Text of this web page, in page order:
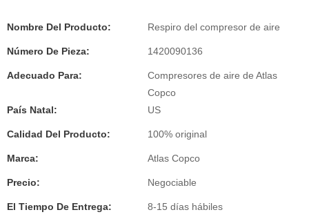
Nombre Del Producto: Respiro del compresor de aire
Número De Pieza: 1420090136
Adecuado Para:
Compresores de aire de Atlas
Copco
País Natal:
US
Calidad Del Producto: 100% original
Marca: Atlas Copco
Precio: Negociable
El Tiempo De Entrega: 8-15 días hábiles